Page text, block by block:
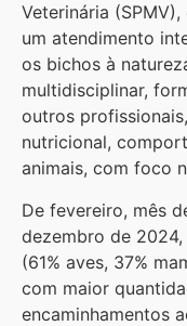
Veterinária
um atendimento
os bichos à
multidisciplinar,
outros
nutricional,
animais, com foco
De fevereiro, mês
dezembro de
(61% aves, 37%
com maior
encaminhamentos